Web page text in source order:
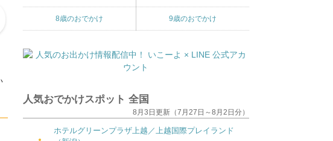
8歳のおでかけ 9歳のおでかけ
人気おでかけスポット 全国
8月3日更新（7月27日～8月2日分）
ホテルグリーンプラザ上越／上越国際プレイランド